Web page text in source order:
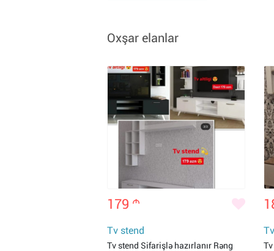
Oxşar elanlar
179 m
Tv stend
Tv stend Sifarişlə hazırlanır Rəng